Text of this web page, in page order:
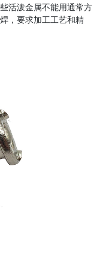
活泼金属不能用通常方
，要求加工工艺和精